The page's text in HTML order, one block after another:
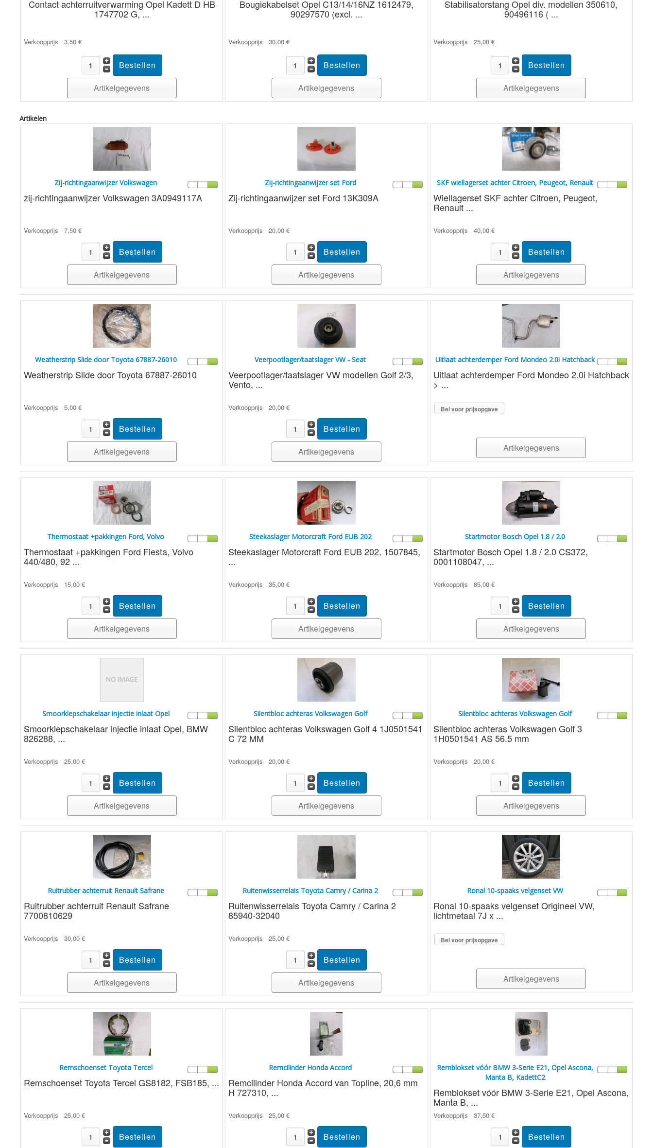
Contact achterruitverwarming Opel Kadett D HB
1747702 G, ...
Verkoopprijs 3,50 €
Artikelgegevens
Bougiekabelset Opel C13/14/16NZ 1612479,
90297570 (excl. ...
Verkoopprijs 30,00 €
Artikelgegevens
Stabilisatorstang Opel div. modellen 350610,
90496116 ( ...
Verkoopprijs 25,00 €
Artikelgegevens
Artikelen
Zij-richtingaanwijzer Volkswagen
zij-richtingaanwijzer Volkswagen 3A0949117A
Verkoopprijs 7,50 €
Artikelgegevens
Zij-richtingaanwijzer set Ford
Zij-richtingaanwijzer set Ford 13K309A
Verkoopprijs 20,00 €
Artikelgegevens
SKF wiellagerset achter Citroen, Peugeot, Renault
Wiellagerset SKF achter Citroen, Peugeot,
Renault ...
Verkoopprijs 40,00 €
Artikelgegevens
Weatherstrip Slide door Toyota 67887-26010
Weatherstrip Slide door Toyota 67887-26010
Verkoopprijs 5,00 €
Artikelgegevens
Veerpootlager/taatslager VW - Seat
Veerpootlager/taatslager VW modellen Golf 2/3,
Vento, ...
Verkoopprijs 20,00 €
Artikelgegevens
Uitlaat achterdemper Ford Mondeo 2.0i Hatchback
Uitlaat achterdemper Ford Mondeo 2.0i Hatchback
> ...
Bel voor prijsopgave
Artikelgegevens
Thermostaat +pakkingen Ford, Volvo
Thermostaat +pakkingen Ford Fiesta, Volvo
440/480, 92 ...
Verkoopprijs 15,00 €
Artikelgegevens
Steekaslager Motorcraft Ford EUB 202
Steekaslager Motorcraft Ford EUB 202, 1507845,
...
Verkoopprijs 35,00 €
Artikelgegevens
Startmotor Bosch Opel 1.8 / 2.0
Startmotor Bosch Opel 1.8 / 2.0 CS372,
0001108047, ...
Verkoopprijs 85,00 €
Artikelgegevens
Smoorklepschakelaar injectie inlaat Opel
Smoorklepschakelaar injectie inlaat Opel, BMW
826288, ...
Verkoopprijs 25,00 €
Artikelgegevens
Silentbloc achteras Volkswagen Golf
Silentbloc achteras Volkswagen Golf 4 1J0501541
C 72 MM
Verkoopprijs 20,00 €
Artikelgegevens
Silentbloc achteras Volkswagen Golf
Silentbloc achteras Volkswagen Golf 3
1H0501541 AS 56.5 mm
Verkoopprijs 20,00 €
Artikelgegevens
Ruitrubber achterruit Renault Safrane
Ruitrubber achterruit Renault Safrane
7700810629
Verkoopprijs 30,00 €
Artikelgegevens
Ruitenwisserrelais Toyota Camry / Carina 2
Ruitenwisserrelais Toyota Camry / Carina 2
85940-32040
Verkoopprijs 25,00 €
Artikelgegevens
Ronal 10-spaaks velgenset VW
Ronal 10-spaaks velgenset Origineel VW,
lichtmetaal 7J x ...
Bel voor prijsopgave
Artikelgegevens
Remschoenset Toyota Tercel
Remschoenset Toyota Tercel GS8182, FSB185, ...
Verkoopprijs 25,00 €
Remcilinder Honda Accord
Remcilinder Honda Accord van Topline, 20,6 mm
H 727310, ...
Verkoopprijs 25,00 €
Remblokset vóór BMW 3-Serie E21, Opel Ascona,
Manta B, KadettC2
Remblokset vóór BMW 3-Serie E21, Opel Ascona,
Manta B, ...
Verkoopprijs 37,50 €